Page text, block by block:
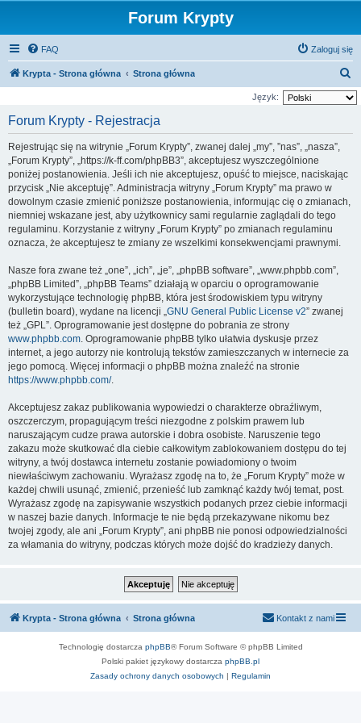
Forum Krypty
FAQ Zaloguj się
Krypta - Strona główna Strona główna
z
Język:
Forum Krypty - Rejestracja
Rejestrując się na witrynie „Forum Krypty”, zwanej dalej „my”, ”nas”, „nasza”,
„Forum Krypty”, „https://k-ff.com/phpBB3”, akceptujesz wyszczególnione
poniżej postanowienia. Jeśli ich nie akceptujesz, opuść to miejsce, naciskając
przycisk „Nie akceptuję”. Administracja witryny „Forum Krypty” ma prawo w
dowolnym czasie zmienić poniższe postanowienia, informując cię o zmianach,
niemniej wskazane jest, aby użytkownicy sami regularnie zaglądali do tego
regulaminu. Korzystanie z witryny „Forum Krypty” po zmianach regulaminu
oznacza, że akceptujesz te zmiany ze wszelkimi konsekwencjami prawnymi.
Nasze fora zwane też „one”, „ich”, „je”, „phpBB software”, „www.phpbb.com”,
„phpBB Limited”, „phpBB Teams” działają w oparciu o oprogramowanie
wykorzystujące technologię phpBB, która jest środowiskiem typu witryny
(bulletin board), wydane na licencji „GNU General Public License v2” zwanej
też „GPL”. Oprogramowanie jest dostępne do pobrania ze strony
www.phpbb.com. Oprogramowanie phpBB tylko ułatwia dyskusje przez
internet, a jego autorzy nie kontrolują tekstów zamieszczanych w internecie za
jego pomocą. Więcej informacji o phpBB można znaleźć na stronie
https://www.phpbb.com/.
Akceptujesz zakaz publikowania wypowiedzi o charakterze obraźliwym,
oszczerczym, propagującym treści niezgodne z polskim prawem lub
naruszającym cudze prawa autorskie i dobra osobiste. Naruszenie tego
zakazu może skutkować dla ciebie całkowitym zablokowaniem dostępu do tej
witryny, a twój dostawca internetu zostanie powiadomiony o twoim
niewłaściwym zachowaniu. Wyrażasz zgodę na to, że „Forum Krypty” może w
każdej chwili usunąć, zmienić, przenieść lub zamknąć każdy twój temat, post.
Wyrażasz zgodę na zapisywanie wszystkich podanych przez ciebie informacji
w naszej bazie danych. Informacje te nie będą przekazywane nikomu bez
twojej zgody, ale ani „Forum Krypty”, ani phpBB nie ponosi odpowiedzialności
za włamania do witryny, podczas których może dojść do kradzieży danych.
Krypta - Strona główna Strona główna Kontakt z nami
Technologię dostarcza phpBB® Forum Software © phpBB Limited
Polski pakiet językowy dostarcza phpBB.pl
Zasady ochrony danych osobowych | Regulamin